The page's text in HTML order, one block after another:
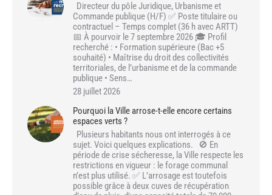
Directeur du pôle Juridique, Urbanisme et
Commande publique (H/F) ✅ Poste titulaire ou
contractuel – Temps complet (36 h avec ARTT)
📅 À pourvoir le 7 septembre 2026 🎓 Profil
recherché : • Formation supérieure (Bac +5
souhaité) • Maîtrise du droit des collectivités
territoriales, de l’urbanisme et de la commande
publique • Sens…
28 juillet 2026
Pourquoi la Ville arrose-t-elle encore certains
espaces verts ?
Plusieurs habitants nous ont interrogés à ce
sujet. Voici quelques explications. 🚫 En
période de crise sécheresse, la Ville respecte les
restrictions en vigueur : le forage communal
n’est plus utilisé. ✅ L’arrosage est toutefois
possible grâce à deux cuves de récupération